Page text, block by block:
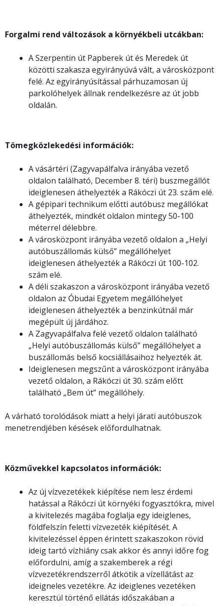
Forgalmi rend változások a környékbeli utcákban:
A Szerpentin út Papberek út és Meredek út
közötti szakasza egyirányúvá vált, a városközpont
felé. Az egyirányúsítással párhuzamosan új
parkolóhelyek állnak rendelkezésre az út jobb
oldalán.
Tömegközlekedési információk:
A vásártéri (Zagyvapálfalva irányába vezető
oldalon található, December 8. téri) buszmegállót
ideiglenesen áthelyezték a Rákóczi út 23. szám elé.
A gépipari technikum előtti autóbusz megállókat
áthelyezték, mindkét oldalon mintegy 50-100
méterrel délebbre.
A városközpont irányába vezető oldalon a „Helyi
autóbuszállomás külső” megállóhelyet
ideiglenesen áthelyezték a Rákóczi út 100-102.
szám elé.
A déli szakaszon a városközpont irányába vezető
oldalon az Óbudai Egyetem megállóhelyet
ideiglenesen áthelyezték a benzinkútnál már
megépült új járdához.
A Zagyvapálfalva felé vezető oldalon található
„Helyi autóbuszállomás külső” megállóhelyet a
buszállomás belső kocsiállásaihoz helyezték át.
Ideiglenesen megszűnt a városközpont irányába
vezető oldalon, a Rákóczi út 30. szám előtt
található „Bem út” megállóhely.
A várható torolódások miatt a helyi járati autóbuszok
menetrendjében késések előfordulhatnak.
Közművekkel kapcsolatos információk:
Az új vízvezetékek kiépítése nem lesz érdemi
hatással a Rákóczi út környéki fogyasztókra, mivel
a kivitelezés magába foglalja egy ideiglenes,
földfelszín feletti vízvezeték kiépítését. A
kivitelezéssel éppen érintett szakaszokon rövid
ideig tartó vízhiány csak akkor és annyi időre fog
előfordulni, amíg a szakemberek a régi
vízvezetékrendszerről átkötik a vízellátást az
ideigneles vezetékre. Az ideiglenes vezetéken
keresztül történő ellátás időszakában a